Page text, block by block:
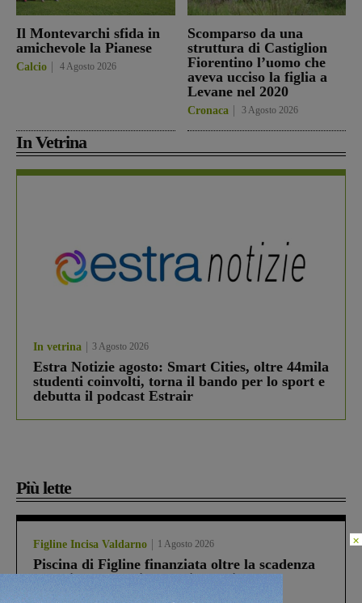
Il Montevarchi sfida in
amichevole la Pianese
Calcio 4 Agosto 2026
Scomparso da una
struttura di Castiglion
Fiorentino l’uomo che
aveva ucciso la figlia a
Levane nel 2020
Cronaca 3 Agosto 2026
In Vetrina
In vetrina 3 Agosto 2026
Estra Notizie agosto: Smart Cities, oltre 44mila
studenti coinvolti, torna il bando per lo sport e
debutta il podcast Estrair
Più lette
Figline Incisa Valdarno 1 Agosto 2026
Piscina di Figline finanziata oltre la scadenza
Pnrr, il gruppo di Fratelli d’Italia: “Un
ringraziamento al Governo”
×